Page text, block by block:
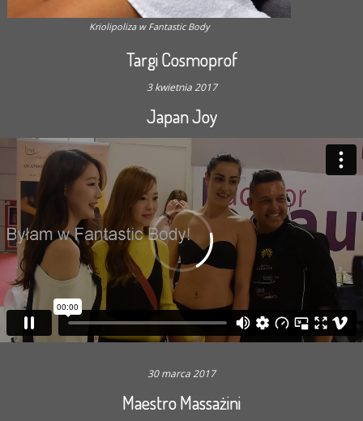
Kriolipoliza w Fantastic Body
Targi Cosmoprof
3 kwietnia 2017
Japan Joy
30 marca 2017
Maestro Massażini